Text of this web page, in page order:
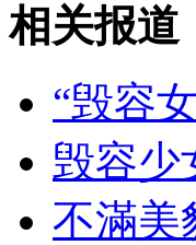
安徽一实载49人客
相关报道
“毁容
毁容少
不滿美